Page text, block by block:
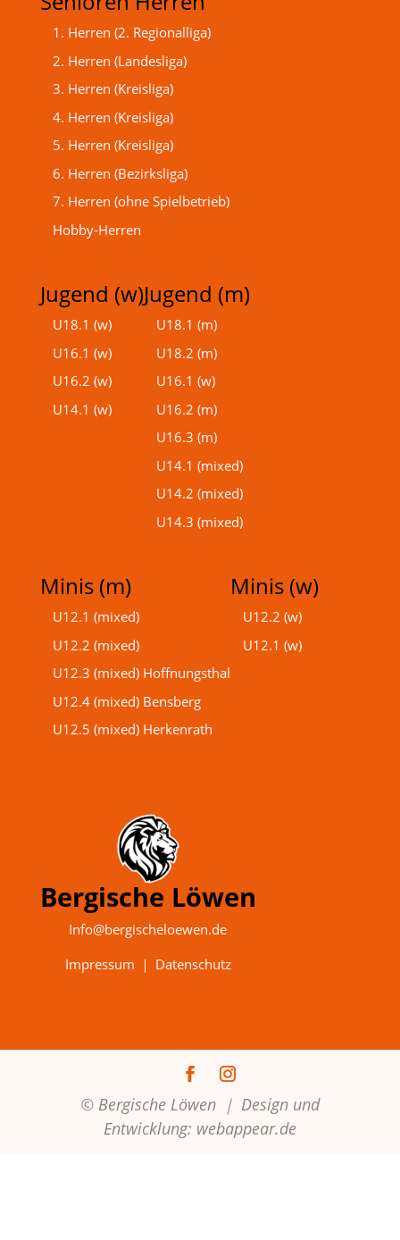
1. Herren (2. Regionalliga)
2. Herren (Landesliga)
3. Herren (Kreisliga)
4. Herren (Kreisliga)
5. Herren (Kreisliga)
6. Herren (Bezirksliga)
7. Herren (ohne Spielbetrieb)
Hobby-Herren
Jugend (w)
U18.1 (w)
U16.1 (w)
U16.2 (w)
U14.1 (w)
Jugend (m)
U18.1 (m)
U18.2 (m)
U16.1 (w)
U16.2 (m)
U16.3 (m)
U14.1 (mixed)
U14.2 (mixed)
U14.3 (mixed)
Minis (m)
U12.1 (mixed)
U12.2 (mixed)
U12.3 (mixed) Hoffnungsthal
U12.4 (mixed) Bensberg
U12.5 (mixed) Herkenrath
Minis (w)
U12.2 (w)
U12.1 (w)
Bergische Löwen
Info@bergischeloewen.de
Impressum ｜ Datenschutz
© Bergische Löwen ｜ Design und
Entwicklung: webappear.de